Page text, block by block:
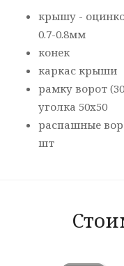
крышу -
0.7-0.8мм
конек
каркас крыши
рамку ворот
уголка 50х50
распашные
шт